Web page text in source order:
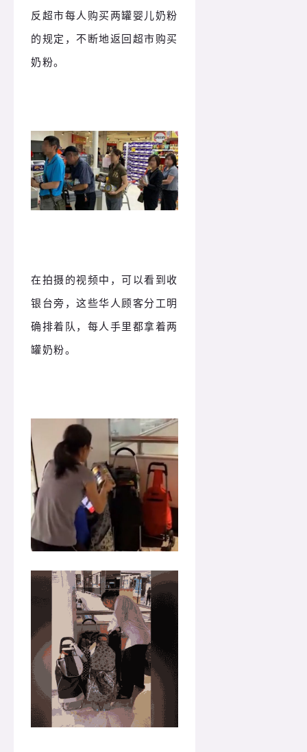
反超市每人购买两罐婴儿奶粉
的规定，不断地返回超市购买
奶粉。
在拍摄的视频中，可以看到收
银台旁，这些华人顾客分工明
确排着队，每人手里都拿着两
罐奶粉。